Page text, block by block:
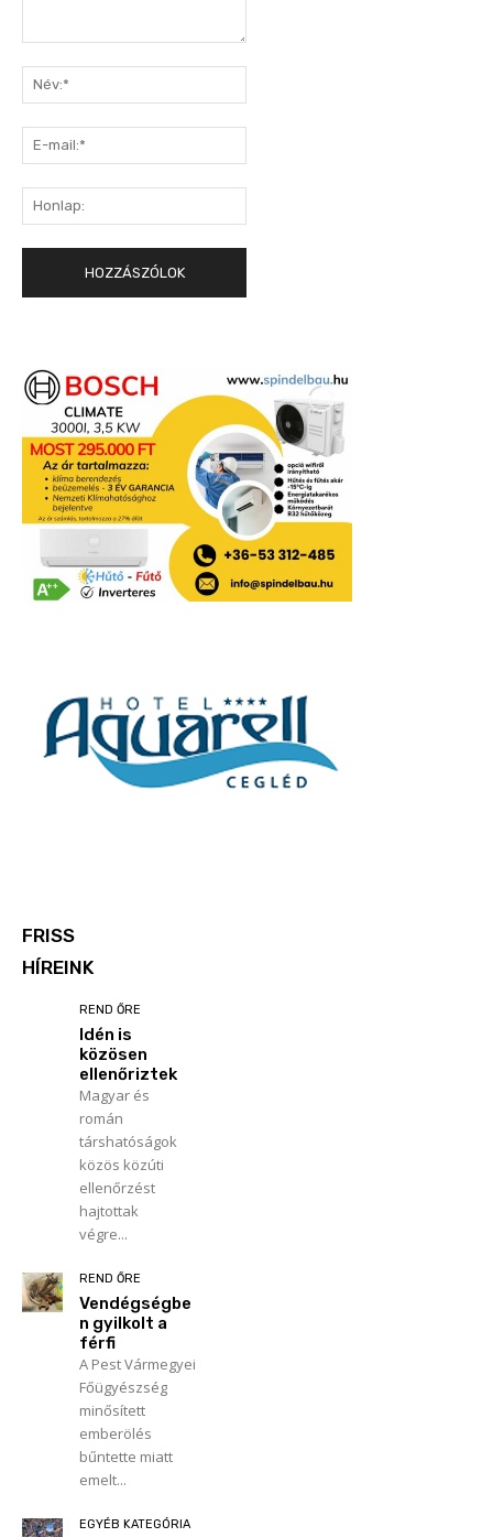
mail:*
FRISS
HÍREINK
REND ŐRE
Idén is
közösen
ellenőriztek
Magyar és
román
társhatóságok
közös közúti
ellenőrzést
hajtottak
végre...
REND ŐRE
Vendégségbe
n gyilkolt a
férfi
A Pest Vármegyei
Főügyészség
minősített
emberölés
bűntette miatt
emelt...
EGYÉB KATEGÓRIA